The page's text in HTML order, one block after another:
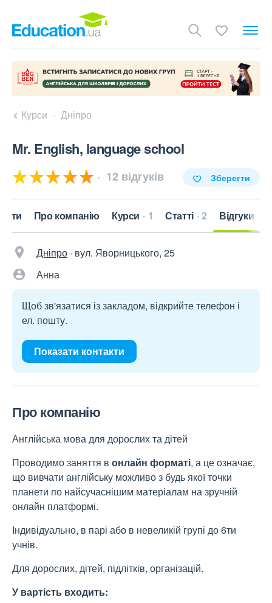
Курси Дніпро
Mr. English, language school
12 відгуків Зберегти
Про компанію Курси 1 Статті 2 Відгуки
Дніпро · вул. Яворницького, 25
Анна
Щоб зв'язатися із закладом, відкрийте телефон і
ел. пошту.
Показати контакти
Про компанію
Англійська мова для дорослих та дітей
Проводимо заняття в онлайн форматі, а це означає,
що вивчати англійську можливо з будь якої точки
планети по найсучаснішим матеріалам на зручній
онлайн платформі.
Індивідуально, в парі або в невеликій групі до 6ти
учнів.
Для дорослих, дітей, підлітків, організацій.
У вартість входить: